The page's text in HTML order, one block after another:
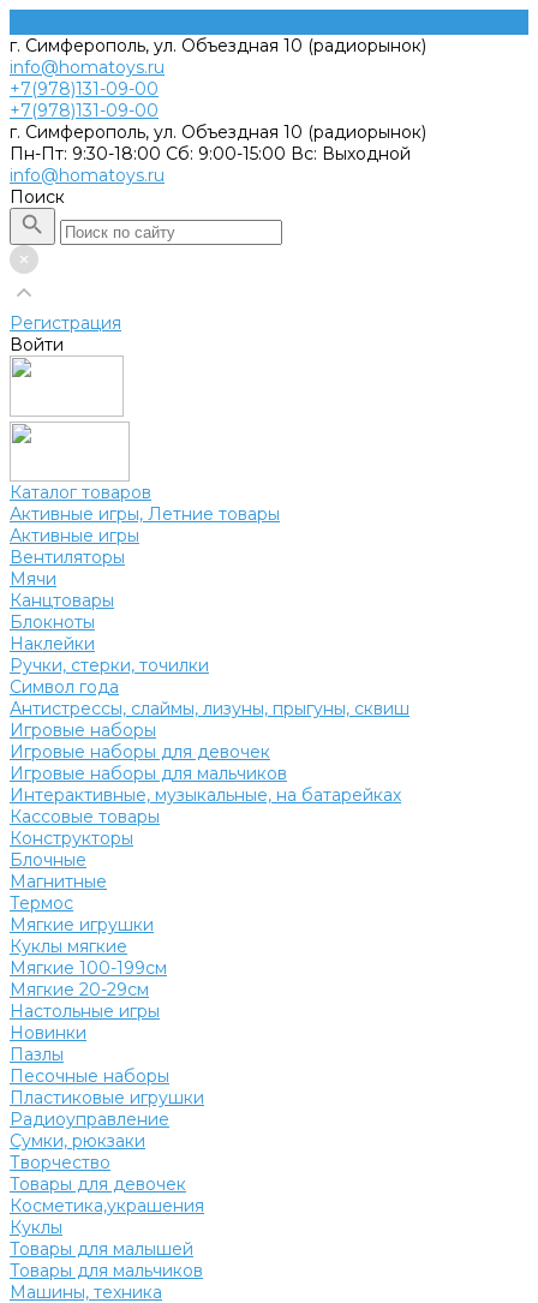
г. Симферополь, ул. Объездная 10 (радиорынок)
info@homatoys.ru
+7(978)131-09-00
+7(978)131-09-00
г. Симферополь, ул. Объездная 10 (радиорынок)
Пн-Пт: 9:30-18:00 Cб: 9:00-15:00 Вс: Выходной
info@homatoys.ru
Поиск
Регистрация
Войти
Каталог товаров
Активные игры, Летние товары
Активные игры
Вентиляторы
Мячи
Канцтовары
Блокноты
Наклейки
Ручки, стерки, точилки
Символ года
Антистрессы, слаймы, лизуны, прыгуны, сквиш
Игровые наборы
Игровые наборы для девочек
Игровые наборы для мальчиков
Интерактивные, музыкальные, на батарейках
Кассовые товары
Конструкторы
Блочные
Магнитные
Термос
Мягкие игрушки
Куклы мягкие
Мягкие 100-199см
Мягкие 20-29см
Настольные игры
Новинки
Пазлы
Песочные наборы
Пластиковые игрушки
Радиоуправление
Сумки, рюкзаки
Творчество
Товары для девочек
Косметика,украшения
Куклы
Товары для малышей
Товары для мальчиков
Машины, техника